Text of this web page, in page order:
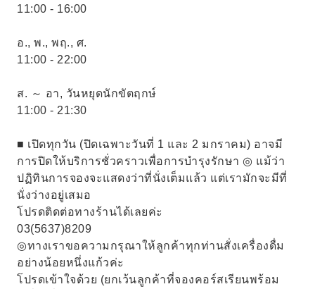
11:00 - 16:00
อ., พ., พฤ., ศ.
11:00 - 22:00
ส. ～ อา, วันหยุดนักขัตฤกษ์
11:00 - 21:30
■ เปิดทุกวัน (ปิดเฉพาะวันที่ 1 และ 2 มกราคม) อาจมี
การปิดให้บริการชั่วคราวเพื่อการบำรุงรักษา ◎ แม้ว่า
ปฏิทินการจองจะแสดงว่าที่นั่งเต็มแล้ว แต่เรามักจะมีที่
นั่งว่างอยู่เสมอ
โปรดติดต่อทางร้านได้เลยค่ะ
03(5637)8209
◎ทางเราขอความกรุณาให้ลูกค้าทุกท่านสั่งเครื่องดื่ม
อย่างน้อยหนึ่งแก้วค่ะ
โปรดเข้าใจด้วย (ยกเว้นลูกค้าที่จองคอร์สเรียนพร้อม